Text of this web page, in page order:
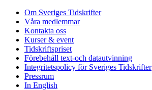
Om Sveriges Tidskrifter
Våra medlemmar
Kontakta oss
Kurser & event
Tidskriftspriset
Förebehåll text-och datautvinning
Integritetspolicy för Sveriges Tidskrifter
Pressrum
In English